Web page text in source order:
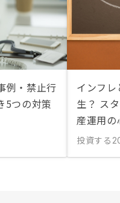
例・禁止行
5つの対策
インフ
生？ ス
産運用の
投資する